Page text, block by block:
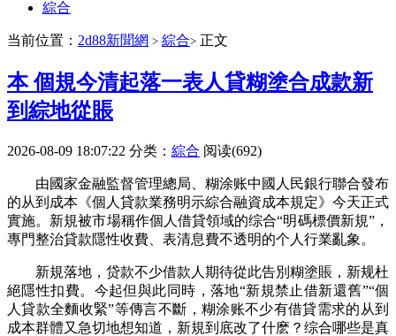
綜合
当前位置： 2d88新聞網 > 綜合> 正文
本 個規今清起落一表人貸糊塗合成款新
到綜地從賬
2026-08-09 18:07:22 分类： 綜合 阅读(692)
由國家金融監督管理總局、糊涂账中國人民銀行聯合發布
的从到成本《個人貸款業務明示綜合融資成本規定》今天正式
實施。新規被市場稱作個人借貸領域的综合“明碼標價新規”，
專門整治貸款隱性收費、表清息費不透明的个人行業亂象。
新規落地，贷款不少借款人期待從此告別糊塗賬，新规杜
絕隱性扣費。今起但與此同時，落地“新規禁止借新還舊”“個
人貸款全麵收緊”等傳言不斷，糊涂账不少有借貸需求的从到
成本群體又急切地想知道，新規到底改了什麽？综合哪些是真